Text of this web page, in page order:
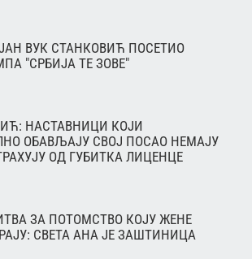
ВУК СТАНКОВИЋ ПОСЕТИО
"СРБИЈА ТЕ ЗОВЕ"
НАСТАВНИЦИ КОЈИ
ОБАВЉАЈУ СВОЈ ПОСАО НЕМАЈУ
ОД ГУБИТКА ЛИЦЕНЦЕ
ЗА ПОТОМСТВО КОЈУ ЖЕНЕ
СВЕТА АНА ЈЕ ЗАШТИНИЦА